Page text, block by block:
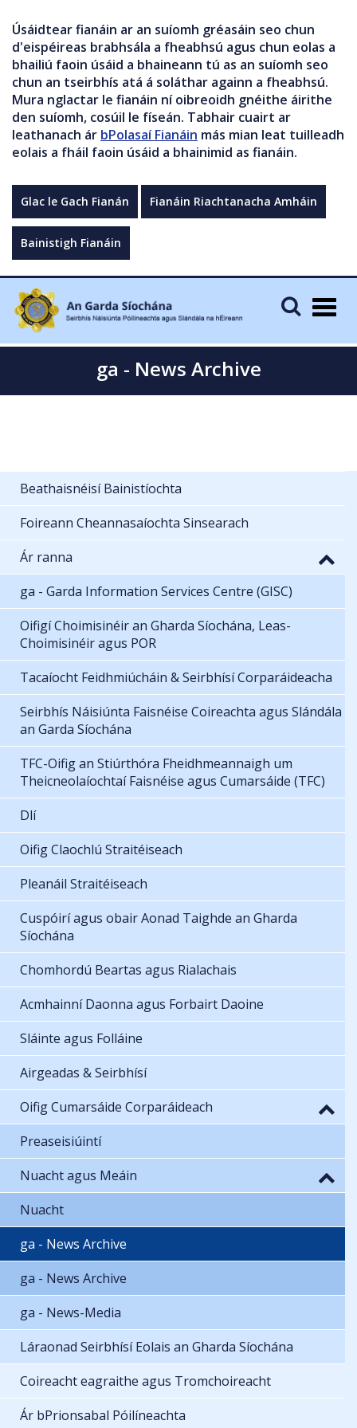
Úsáidtear fianáin ar an suíomh gréasáin seo chun
d'eispéireas brabhsála a fheabhsú agus chun eolas a
bhailiú faoin úsáid a bhaineann tú as an suíomh seo
chun an tseirbhís atá á soláthar againn a fheabhsú.
Mura nglactar le fianáin ní oibreoidh gnéithe áirithe
den suíomh, cosúil le físeán. Tabhair cuairt ar
leathanach ár bPolasaí Fianáin más mian leat tuilleadh
eolais a fháil faoin úsáid a bhainimid as fianáin.
Glac le Gach Fianán Fianáin Riachtanacha Amháin
Bainistigh Fianáin
ga - News Archive
Beathaisnéisí Bainistíochta
Foireann Cheannasaíochta Sinsearach
Ár ranna
ga - Garda Information Services Centre (GISC)
Oifigí Choimisinéir an Gharda Síochána, Leas-
Choimisinéir agus POR
Tacaíocht Feidhmiúcháin & Seirbhísí Corparáideacha
Seirbhís Náisiúnta Faisnéise Coireachta agus Slándála
an Garda Síochána
TFC-Oifig an Stiúrthóra Fheidhmeannaigh um
Theicneolaíochtaí Faisnéise agus Cumarsáide (TFC)
Dlí
Oifig Claochlú Straitéiseach
Pleanáil Straitéiseach
Cuspóirí agus obair Aonad Taighde an Gharda
Síochána
Chomhordú Beartas agus Rialachais
Acmhainní Daonna agus Forbairt Daoine
Sláinte agus Folláine
Airgeadas & Seirbhísí
Oifig Cumarsáide Corparáideach
Preaseisiúintí
Nuacht agus Meáin
Nuacht
ga - News Archive
ga - News Archive
ga - News-Media
Láraonad Seirbhísí Eolais an Gharda Síochána
Coireacht eagraithe agus Tromchoireacht
Ár bPrionsabal Póilíneachta